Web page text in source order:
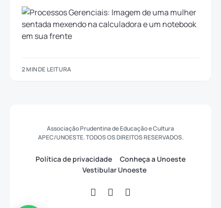
2 MIN DE LEITURA
Associação Prudentina de Educação e Cultura
APEC/UNOESTE. TODOS OS DIREITOS RESERVADOS.
Política de privacidade
Conheça a Unoeste
Vestibular Unoeste